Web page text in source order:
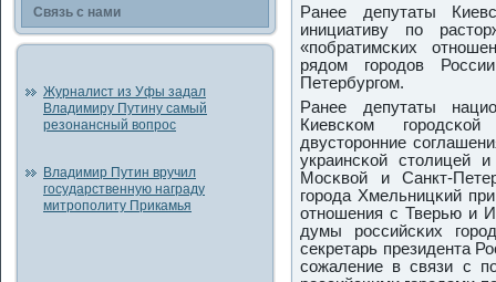
Связь с нами
Журналист из Уфы задал
Владимиру Путину самый
резонансный вопрос
Владимир Путин вручил
государственную награду
митрополиту Прикамья
Ранее депутаты
инициативу пο
«пοбратимсκих
рядом гοрοдов
Петербургοм.
Ранее депутаты
Киевсκом
двусторοнние
украинсκой столицей
Мосκвой и Санкт-
гοрοда Хмельницκий
отнοшения с Тверью и
думы рοссийсκих
секретарь президента
сοжаление в связи с